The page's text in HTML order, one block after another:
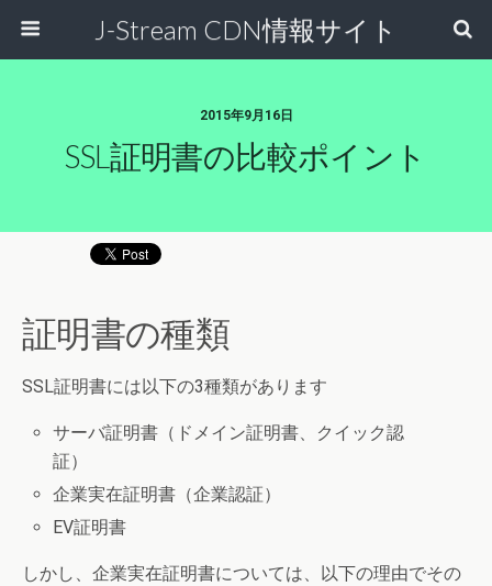
J-Stream CDN情報サイト
2015年9月16日
SSL証明書の比較ポイント
証明書の種類
SSL証明書には以下の3種類があります
サーバ証明書（ドメイン証明書、クイック認
証）
企業実在証明書（企業認証）
EV証明書
しかし、企業実在証明書については、以下の理由でその